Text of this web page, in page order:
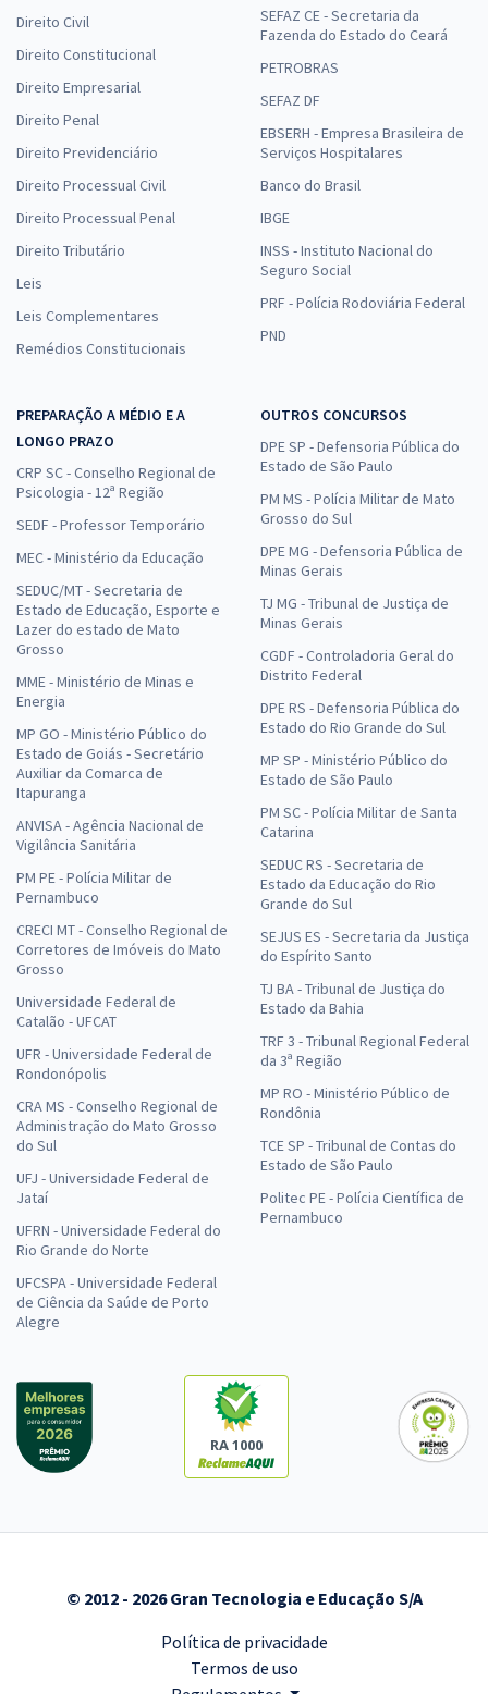
Direito Civil
Direito Constitucional
Direito Empresarial
Direito Penal
Direito Previdenciário
Direito Processual Civil
Direito Processual Penal
Direito Tributário
Leis
Leis Complementares
Remédios Constitucionais
SEFAZ CE - Secretaria da
Fazenda do Estado do Ceará
PETROBRAS
SEFAZ DF
EBSERH - Empresa Brasileira de
Serviços Hospitalares
Banco do Brasil
IBGE
INSS - Instituto Nacional do
Seguro Social
PRF - Polícia Rodoviária Federal
PND
PREPARAÇÃO A MÉDIO E A
LONGO PRAZO
CRP SC - Conselho Regional de
Psicologia - 12ª Região
SEDF - Professor Temporário
MEC - Ministério da Educação
SEDUC/MT - Secretaria de
Estado de Educação, Esporte e
Lazer do estado de Mato
Grosso
MME - Ministério de Minas e
Energia
MP GO - Ministério Público do
Estado de Goiás - Secretário
Auxiliar da Comarca de
Itapuranga
ANVISA - Agência Nacional de
Vigilância Sanitária
PM PE - Polícia Militar de
Pernambuco
CRECI MT - Conselho Regional de
Corretores de Imóveis do Mato
Grosso
Universidade Federal de
Catalão - UFCAT
UFR - Universidade Federal de
Rondonópolis
CRA MS - Conselho Regional de
Administração do Mato Grosso
do Sul
UFJ - Universidade Federal de
Jataí
UFRN - Universidade Federal do
Rio Grande do Norte
UFCSPA - Universidade Federal
de Ciência da Saúde de Porto
Alegre
OUTROS CONCURSOS
DPE SP - Defensoria Pública do
Estado de São Paulo
PM MS - Polícia Militar de Mato
Grosso do Sul
DPE MG - Defensoria Pública de
Minas Gerais
TJ MG - Tribunal de Justiça de
Minas Gerais
CGDF - Controladoria Geral do
Distrito Federal
DPE RS - Defensoria Pública do
Estado do Rio Grande do Sul
MP SP - Ministério Público do
Estado de São Paulo
PM SC - Polícia Militar de Santa
Catarina
SEDUC RS - Secretaria de
Estado da Educação do Rio
Grande do Sul
SEJUS ES - Secretaria da Justiça
do Espírito Santo
TJ BA - Tribunal de Justiça do
Estado da Bahia
TRF 3 - Tribunal Regional Federal
da 3ª Região
MP RO - Ministério Público de
Rondônia
TCE SP - Tribunal de Contas do
Estado de São Paulo
Politec PE - Polícia Científica de
Pernambuco
RA 1000
© 2012 - 2026 Gran Tecnologia e Educação S/A
Política de privacidade
Termos de uso